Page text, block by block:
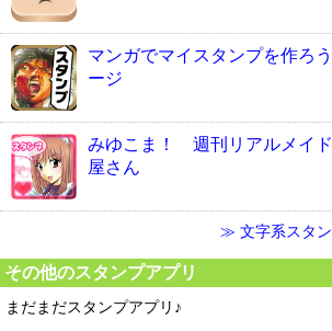
マンガでマイスタンプを作ろ
ージ
みゆこま！ 週刊リアルメイ
屋さん
≫ 文字系スタ
その他のスタンプアプリ
まだまだスタンプアプリ♪